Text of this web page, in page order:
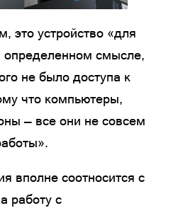
это устройство «для
определенном смысле,
не было доступа к
что компьютеры,
— все они не совсем
вполне соотносится с
работу с